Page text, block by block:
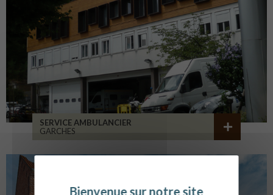
SERVICE AMBULANCIER
GARCHES